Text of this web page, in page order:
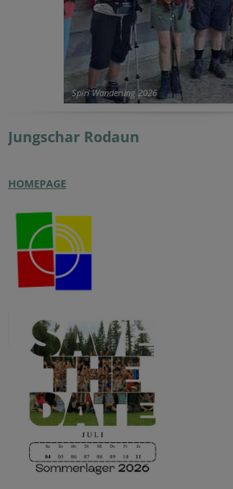
Spiri Wanderung 2026
Jungschar Rodaun
HOMEPAGE